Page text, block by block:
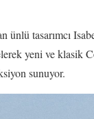
ünlü tasarımcı
yeni ve klasik
sunuyor.